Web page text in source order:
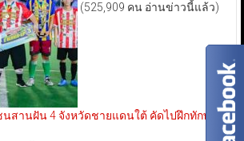
(525,909 คน อ่านข่าวนี้แล้ว)
สานฝัน 4 จังหวัดชายแดนใต้ คัดไปฝึกทักษะ